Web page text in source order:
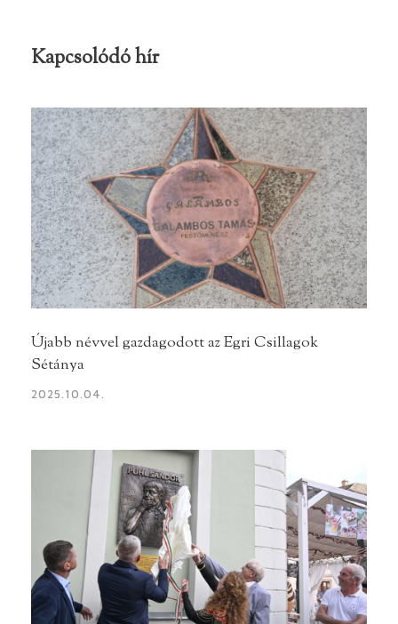
Kapcsolódó hír
Újabb névvel gazdagodott az Egri Csillagok
Sétánya
2025.10.04.